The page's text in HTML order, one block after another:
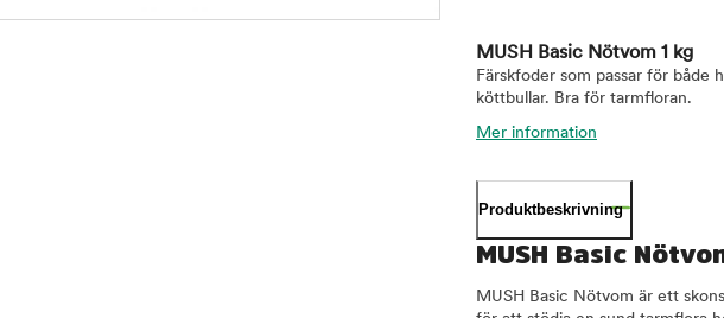
MUSH Basic Nötvom 1 kg
Färskfoder som passar för
köttbullar. Bra för tarmfloran.
Mer information
Produktbeskrivning
MUSH Basic
MUSH Basic Nötvom är ett